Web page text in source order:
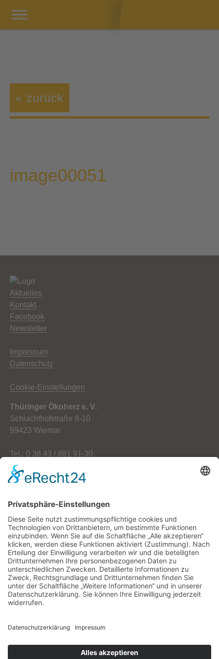
« zurück
image00051
Aktuelles
Kontakt
Facebook
Newsletter
Impressum
Datenschutz
Cookie-Einstellungen
Thüringer Ökoherz e. V.
Schlachthofstraße 8-10
99423 Weimar
Tel.: 0 36 43 / 881 91-30
Fax: 0 36 43 / 881 91-59
E-Mail: info[at]oekoherz.de
Vereinsvorsitzende:
Maria Streitferdt
Suche
nach: